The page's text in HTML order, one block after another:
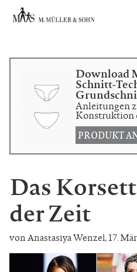
Download
Schnitt-
Anleitungen
Konstruktion
PRODUKT
Das
der Zeit
von Anastasiya Wenzel,17.